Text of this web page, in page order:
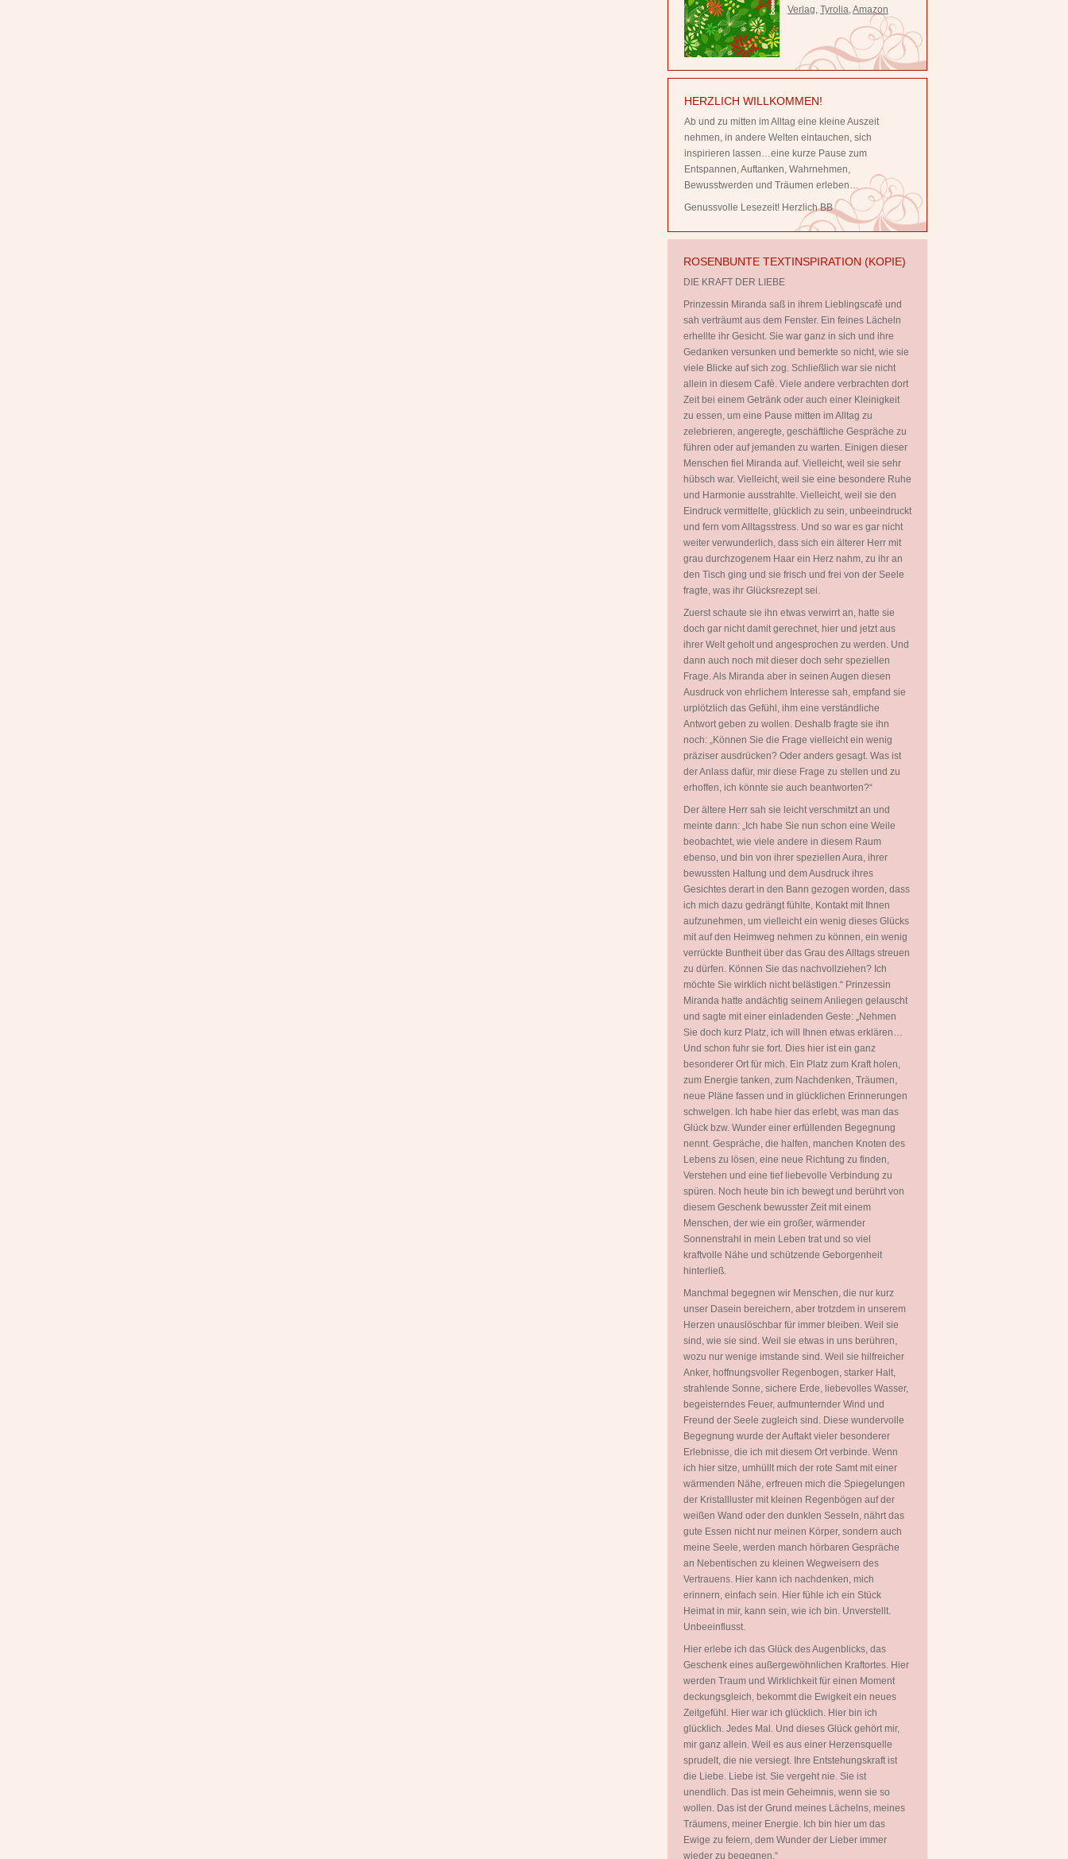
Verlag, Tyrolia,Amazon
HERZLICH WILLKOMMEN!
Ab und zu mitten im Alltag eine kleine Auszeit
nehmen, in andere Welten eintauchen, sich
inspirieren lassen…eine kurze Pause zum
Entspannen, Auftanken, Wahrnehmen,
Bewusstwerden und Träumen erleben…
Genussvolle Lesezeit! Herzlich BB
ROSENBUNTE TEXTINSPIRATION (KOPIE)
DIE KRAFT DER LIEBE
Prinzessin Miranda saß in ihrem Lieblingscafè und
sah verträumt aus dem Fenster. Ein feines Lächeln
erhellte ihr Gesicht. Sie war ganz in sich und ihre
Gedanken versunken und bemerkte so nicht, wie sie
viele Blicke auf sich zog. Schließlich war sie nicht
allein in diesem Cafè. Viele andere verbrachten dort
Zeit bei einem Getränk oder auch einer Kleinigkeit
zu essen, um eine Pause mitten im Alltag zu
zelebrieren, angeregte, geschäftliche Gespräche zu
führen oder auf jemanden zu warten. Einigen dieser
Menschen fiel Miranda auf. Vielleicht, weil sie sehr
hübsch war. Vielleicht, weil sie eine besondere Ruhe
und Harmonie ausstrahlte. Vielleicht, weil sie den
Eindruck vermittelte, glücklich zu sein, unbeeindruckt
und fern vom Alltagsstress. Und so war es gar nicht
weiter verwunderlich, dass sich ein älterer Herr mit
grau durchzogenem Haar ein Herz nahm, zu ihr an
den Tisch ging und sie frisch und frei von der Seele
fragte, was ihr Glücksrezept sei.
Zuerst schaute sie ihn etwas verwirrt an, hatte sie
doch gar nicht damit gerechnet, hier und jetzt aus
ihrer Welt geholt und angesprochen zu werden. Und
dann auch noch mit dieser doch sehr speziellen
Frage. Als Miranda aber in seinen Augen diesen
Ausdruck von ehrlichem Interesse sah, empfand sie
urplötzlich das Gefühl, ihm eine verständliche
Antwort geben zu wollen. Deshalb fragte sie ihn
noch: „Können Sie die Frage vielleicht ein wenig
präziser ausdrücken? Oder anders gesagt. Was ist
der Anlass dafür, mir diese Frage zu stellen und zu
erhoffen, ich könnte sie auch beantworten?“
Der ältere Herr sah sie leicht verschmitzt an und
meinte dann: „Ich habe Sie nun schon eine Weile
beobachtet, wie viele andere in diesem Raum
ebenso, und bin von ihrer speziellen Aura, ihrer
bewussten Haltung und dem Ausdruck ihres
Gesichtes derart in den Bann gezogen worden, dass
ich mich dazu gedrängt fühlte, Kontakt mit Ihnen
aufzunehmen, um vielleicht ein wenig dieses Glücks
mit auf den Heimweg nehmen zu können, ein wenig
verrückte Buntheit über das Grau des Alltags streuen
zu dürfen. Können Sie das nachvollziehen? Ich
möchte Sie wirklich nicht belästigen.“ Prinzessin
Miranda hatte andächtig seinem Anliegen gelauscht
und sagte mit einer einladenden Geste: „Nehmen
Sie doch kurz Platz, ich will Ihnen etwas erklären…
Und schon fuhr sie fort. Dies hier ist ein ganz
besonderer Ort für mich. Ein Platz zum Kraft holen,
zum Energie tanken, zum Nachdenken, Träumen,
neue Pläne fassen und in glücklichen Erinnerungen
schwelgen. Ich habe hier das erlebt, was man das
Glück bzw. Wunder einer erfüllenden Begegnung
nennt. Gespräche, die halfen, manchen Knoten des
Lebens zu lösen, eine neue Richtung zu finden,
Verstehen und eine tief liebevolle Verbindung zu
spüren. Noch heute bin ich bewegt und berührt von
diesem Geschenk bewusster Zeit mit einem
Menschen, der wie ein großer, wärmender
Sonnenstrahl in mein Leben trat und so viel
kraftvolle Nähe und schützende Geborgenheit
hinterließ.
Manchmal begegnen wir Menschen, die nur kurz
unser Dasein bereichern, aber trotzdem in unserem
Herzen unauslöschbar für immer bleiben. Weil sie
sind, wie sie sind. Weil sie etwas in uns berühren,
wozu nur wenige imstande sind. Weil sie hilfreicher
Anker, hoffnungsvoller Regenbogen, starker Halt,
strahlende Sonne, sichere Erde, liebevolles Wasser,
begeisterndes Feuer, aufmunternder Wind und
Freund der Seele zugleich sind. Diese wundervolle
Begegnung wurde der Auftakt vieler besonderer
Erlebnisse, die ich mit diesem Ort verbinde. Wenn
ich hier sitze, umhüllt mich der rote Samt mit einer
wärmenden Nähe, erfreuen mich die Spiegelungen
der Kristallluster mit kleinen Regenbögen auf der
weißen Wand oder den dunklen Sesseln, nährt das
gute Essen nicht nur meinen Körper, sondern auch
meine Seele, werden manch hörbaren Gespräche
an Nebentischen zu kleinen Wegweisern des
Vertrauens. Hier kann ich nachdenken, mich
erinnern, einfach sein. Hier fühle ich ein Stück
Heimat in mir, kann sein, wie ich bin. Unverstellt.
Unbeeinflusst.
Hier erlebe ich das Glück des Augenblicks, das
Geschenk eines außergewöhnlichen Kraftortes. Hier
werden Traum und Wirklichkeit für einen Moment
deckungsgleich, bekommt die Ewigkeit ein neues
Zeitgefühl. Hier war ich glücklich. Hier bin ich
glücklich. Jedes Mal. Und dieses Glück gehört mir,
mir ganz allein. Weil es aus einer Herzensquelle
sprudelt, die nie versiegt. Ihre Entstehungskraft ist
die Liebe. Liebe ist. Sie vergeht nie. Sie ist
unendlich. Das ist mein Geheimnis, wenn sie so
wollen. Das ist der Grund meines Lächelns, meines
Träumens, meiner Energie. Ich bin hier um das
Ewige zu feiern, dem Wunder der Lieber immer
wieder zu begegnen.“